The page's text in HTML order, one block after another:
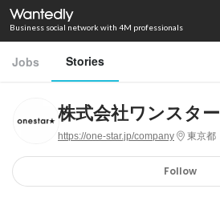
Business social network with 4M professionals
Jobs Stories
株式会社ワンスター
https://one-star.jp/company 東京都
Follow